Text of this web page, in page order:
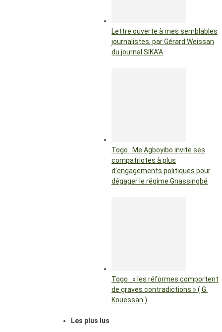
Lettre ouverte à mes semblables
journalistes, par Gérard Weissan
du journal SIKA’A
Togo : Me Agboyibo invite ses
compatriotes à plus
d’engagements politiques pour
dégager le régime Gnassingbé
Togo : « les réformes comportent
de graves contradictions » ( G.
Kouessan )
Les plus lus